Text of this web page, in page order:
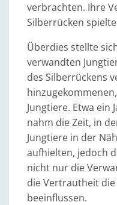
verbrachten. Ihre
Silberrücken
Überdies stellte
verwandten
des Silberrückens
Jungtiere. Etwa ein
nahm die Zeit, in
Jungtiere in der
aufhielten, jedoch
nicht nur die
die Vertrautheit
beeinflussen.